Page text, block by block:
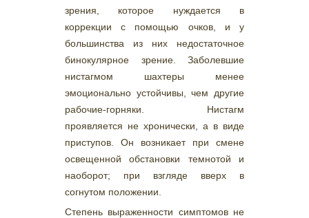
зрения, которое нуждается в
коррекции с помощью очков, и у
большинства из них недостаточное
бинокулярное зрение. Заболевшие
нистагмом шахтеры менее
эмоционально устойчивы, чем другие
рабочие-горняки. Нистагм
проявляется не хронически, а в виде
приступов. Он возникает при смене
освещенной обстановки темнотой и
наоборот; при взгляде вверх в
согнутом положении.
Степень выраженности симптомов не